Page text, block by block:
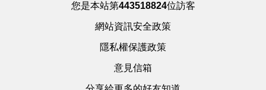
您是本站第443518824位訪客
網站資訊安全政策
隱私權保護政策
意見信箱